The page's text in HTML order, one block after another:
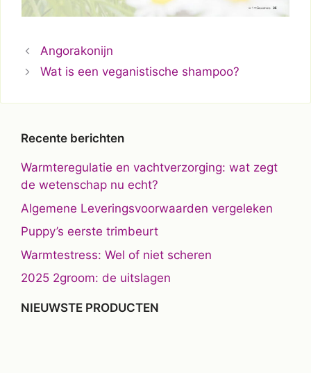
Angorakonijn
Wat is een veganistische shampoo?
Recente berichten
Warmteregulatie en vachtverzorging: wat zegt
de wetenschap nu echt?
Algemene Leveringsvoorwaarden vergeleken
Puppy’s eerste trimbeurt
Warmtestress: Wel of niet scheren
2025 2groom: de uitslagen
NIEUWSTE PRODUCTEN